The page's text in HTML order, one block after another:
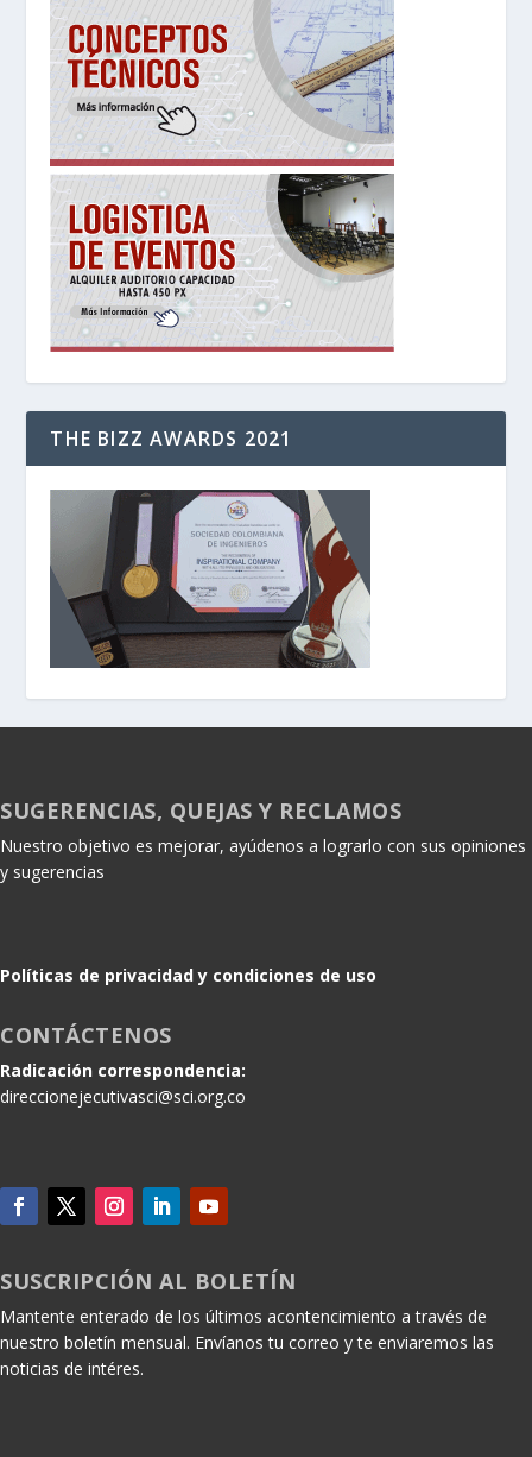
THE BIZZ AWARDS 2021
SUGERENCIAS, QUEJAS Y RECLAMOS
Nuestro objetivo es mejorar, ayúdenos a lograrlo con sus opiniones
y sugerencias
Políticas de privacidad y condiciones de uso
CONTÁCTENOS
Radicación correspondencia:
direccionejecutivasci@sci.org.co
SUSCRIPCIÓN AL BOLETÍN
Mantente enterado de los últimos acontencimiento a través de
nuestro boletín mensual. Envíanos tu correo y te enviaremos las
noticias de intéres.